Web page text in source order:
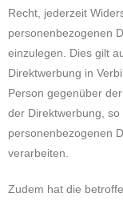
Recht, jederzeit
personenbezogenen
einzulegen. Dies gilt
Direktwerbung in
Person gegenüber
der Direktwerbung,
personenbezogenen
verarbeiten.
Zudem hat die